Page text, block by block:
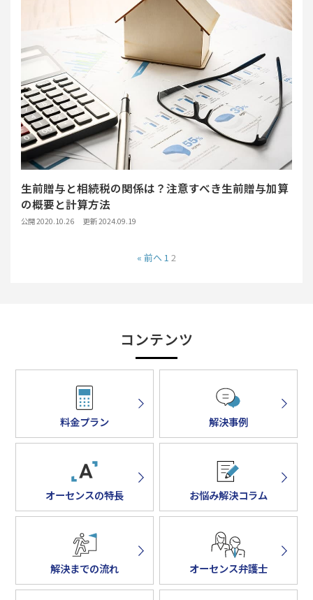
生前贈与と相続税の関係は？注意すべき生前贈与加算
の概要と計算方法
公開 2020.10.26 更新 2024.09.19
« 前へ 1 2
コンテンツ
料金プラン 解決事例
オーセンスの特長 お悩み解決コラム
解決までの流れ オーセンス弁護士